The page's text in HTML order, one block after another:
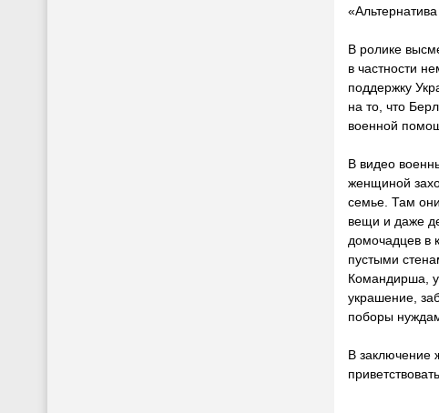
В ролике
в частности
поддержку
на то, что
военной
В видео
женщиной
семье. Там
вещи и даже
домочадцев в
пустыми
Командирша,
украшение,
поборы
В заключение